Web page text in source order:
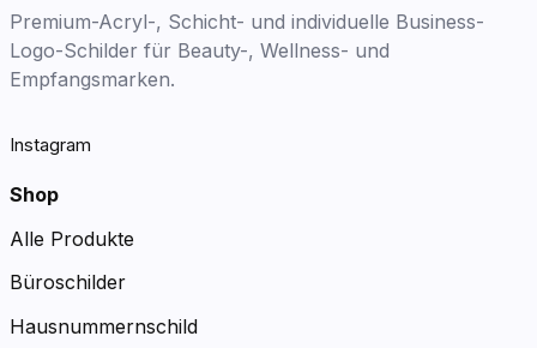
Premium-Acryl-, Schicht- und individuelle Business-
Logo-Schilder für Beauty-, Wellness- und
Empfangsmarken.
Instagram
Shop
Alle Produkte
Büroschilder
Hausnummernschild